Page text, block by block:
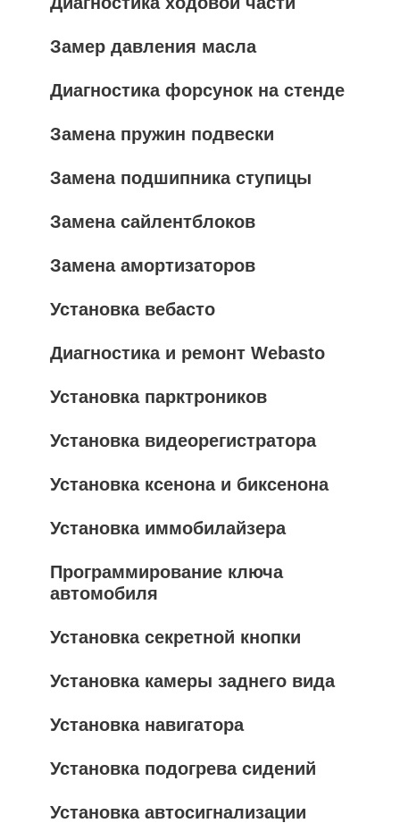
Замер давления масла
Диагностика форсунок на стенде
Замена пружин подвески
Замена подшипника ступицы
Замена сайлентблоков
Замена амортизаторов
Установка вебасто
Диагностика и ремонт Webasto
Установка парктроников
Установка видеорегистратора
Установка ксенона и биксенона
Установка иммобилайзера
Программирование ключа
автомобиля
Установка секретной кнопки
Установка камеры заднего вида
Установка навигатора
Установка подогрева сидений
Установка автосигнализации